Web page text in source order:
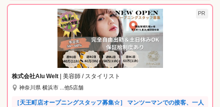
入！】 月8日休み＆土日祝休みもOK。 最低3時間勤務〜可能なので、パ
パ・ママ美容師やブランクがある方も 無理なく自分のペースで働けます
フリー客が多数ご来店されるので、入客チャンスが豊富でしっかり稼げ
験入店費用として【30,000円】支給いたします！ 「お話だけ聞いてみた
い」「サロンの空気感を見たい」でもOK！ ご応募後、まずはお気軽に
サロン見学へお越しください♪
PR
株式会社Alu Welt | 美容師 / スタイリスト
神奈川県 横浜市 ...他5店舗
［天王町店オープニングスタッフ募集☆］ マンツーマンでの接客、一人